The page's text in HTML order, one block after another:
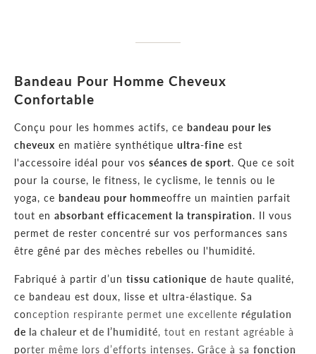
Bandeau Pour Homme Cheveux
Confortable
Conçu pour les hommes actifs, ce bandeau pour les
cheveux en matière synthétique ultra-fine est
l'accessoire idéal pour vos séances de sport. Que ce soit
pour la course, le fitness, le cyclisme, le tennis ou le
yoga, ce bandeau pour hommeoffre un maintien parfait
tout en absorbant efficacement la transpiration. Il vous
permet de rester concentré sur vos performances sans
être gêné par des mèches rebelles ou l'humidité.
Fabriqué à partir d’un tissu cationique de haute qualité,
ce bandeau est doux, lisse et ultra-élastique. Sa
conception respirante permet une excellente régulation
de la chaleur et de l’humidité, tout en restant agréable à
porter même lors d’efforts intenses. Grâce à sa fonction